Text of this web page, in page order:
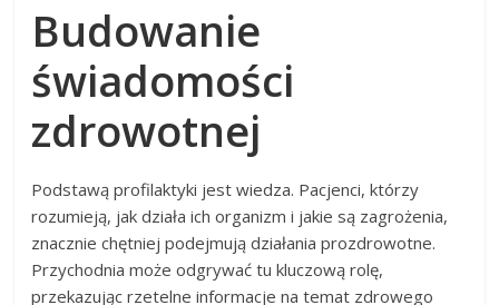
Budowanie
świadomości
zdrowotnej
Podstawą profilaktyki jest wiedza. Pacjenci, którzy
rozumieją, jak działa ich organizm i jakie są zagrożenia,
znacznie chętniej podejmują działania prozdrowotne.
Przychodnia może odgrywać tu kluczową rolę,
przekazując rzetelne informacje na temat zdrowego